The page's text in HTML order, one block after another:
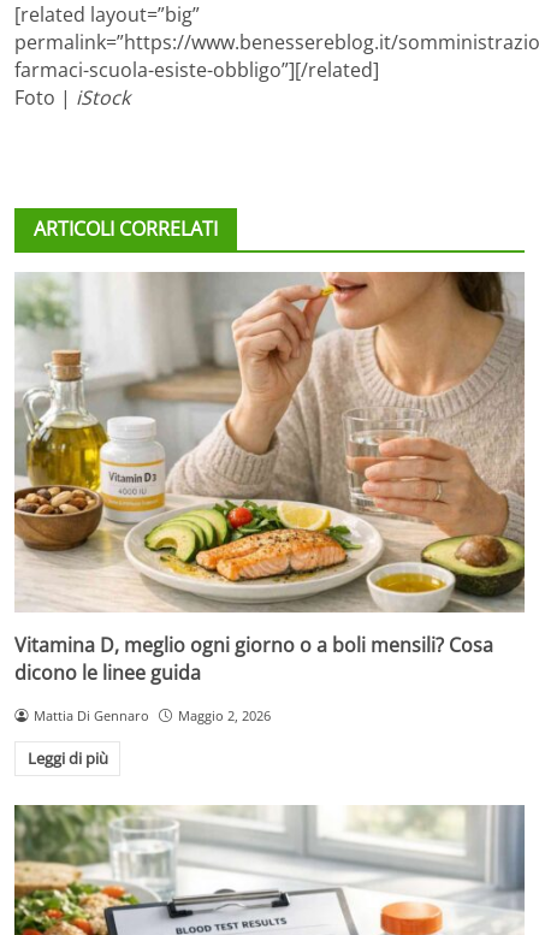
[related layout=”big”
permalink=”https://www.benessereblog.it/
farmaci-scuola-esiste-obbligo”][/related]
Foto | iStock
ARTICOLI CORRELATI
Vitamina D, meglio ogni giorno o a boli mensili? Cosa
dicono le linee guida
Mattia Di Gennaro Maggio 2, 2026
Leggi di più